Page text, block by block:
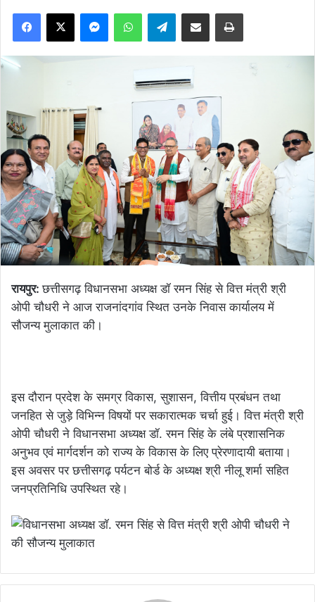
Facebook
X MessengerWhatsAppTelegramShare via Email Print
रायपुर:छत्तीसगढ़ विधानसभा अध्यक्ष डॉ रमन सिंह से वित्त मंत्री श्री
ओपी चौधरी ने आज राजनांदगांव स्थित उनके निवास कार्यालय में
सौजन्य मुलाकात की।
इस दौरान प्रदेश के समग्र विकास, सुशासन, वित्तीय प्रबंधन तथा
जनहित से जुड़े विभिन्न विषयों पर सकारात्मक चर्चा हुई। वित्त मंत्री श्री
ओपी चौधरी ने विधानसभा अध्यक्ष डॉ. रमन सिंह के लंबे प्रशासनिक
अनुभव एवं मार्गदर्शन को राज्य के विकास के लिए प्रेरणादायी बताया।
इस अवसर पर छत्तीसगढ़ पर्यटन बोर्ड के अध्यक्ष श्री नीलू शर्मा सहित
जनप्रतिनिधि उपस्थित रहे।